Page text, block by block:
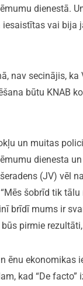
dienestā.
vai bija
nav secinājis, ka
būtu KNAB
un muitas
dienesta
(JV) vēl
šobrīd tik
brīdī mums ir
pirmie
ekonomikas
kad “De